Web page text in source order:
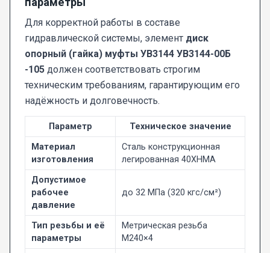
Для корректной работы в составе
гидравлической системы, элемент диск
опорный (гайка) муфты УВ3144 УВ3144-00Б
-105 должен соответствовать строгим
техническим требованиям, гарантирующим его
надёжность и долговечность.
Параметр
Техническое значение
Материал
изготовления
Сталь конструкционная
легированная 40ХНМА
Допустимое
рабочее
давление
до 32 МПа (320 кгс/см²)
Тип резьбы и её
параметры
Метрическая резьба
М240×4